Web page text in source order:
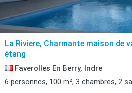
La Riviere, Charmante maison de
étang
Faverolles En Berry, Indre
6 personnes, 100 m², 3 chambres, 2